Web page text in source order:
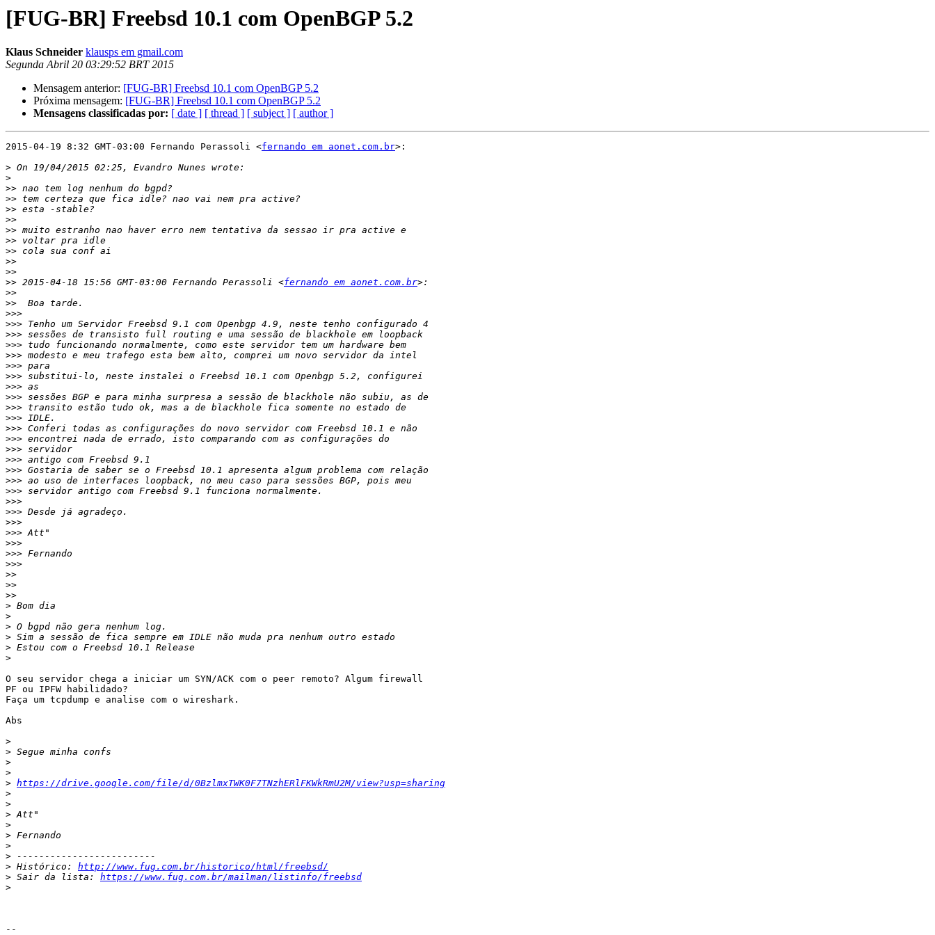
[FUG-BR] Freebsd 10.1 com OpenBGP 5.2
Klaus Schneider klausps em gmail.com
Segunda Abril 20 03:29:52 BRT 2015
Mensagem anterior: [FUG-BR] Freebsd 10.1 com OpenBGP 5.2
Próxima mensagem: [FUG-BR] Freebsd 10.1 com OpenBGP 5.2
Mensagens classificadas por: [ date ] [ thread ] [ subject ] [ author ]
2015-04-19 8:32 GMT-03:00 Fernando Perassoli <fernando em aonet.com.br>:
>
>
>>
>>
>>
>>
>>
>>
>>
>>
>>
>> 2015-04-18 15:56 GMT-03:00 Fernando Perassoli <fernando em aonet.com.br
>>
>>
>>>
>>>
>>>
>>>
>>>
>>>
>>>
>>>
>>>
>>>
>>>
>>>
>>>
>>>
>>>
>>>
>>>
>>>
>>>
>>>
>>>
>>>
>>>
>>>
>>>
>>
>>
>>
>
>
>
>
>
>
O seu servidor chega a iniciar um SYN/ACK com o peer remoto? Algum firewall
PF ou IPFW habilidado?
Faça um tcpdump e analise com o wireshark.
Abs
>
>
>
>
> https://drive.google.com/file/d/0BzlmxTWK0F7TNzhERlFKWkRmU2M/view?usp=sharing
>
>
>
>
>
>
>
> Histórico: http://www.fug.com.br/historico/html/freebsd/
> Sair da lista: https://www.fug.com.br/mailman/listinfo/freebsd
>
--